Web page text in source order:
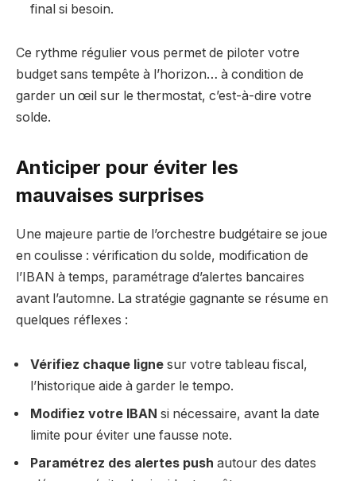
final si besoin.
Ce rythme régulier vous permet de piloter votre
budget sans tempête à l’horizon… à condition de
garder un œil sur le thermostat, c’est-à-dire votre
solde.
Anticiper pour éviter les
mauvaises surprises
Une majeure partie de l’orchestre budgétaire se joue
en coulisse : vérification du solde, modification de
l’IBAN à temps, paramétrage d’alertes bancaires
avant l’automne. La stratégie gagnante se résume en
quelques réflexes :
Vérifiez chaque ligne sur votre tableau fiscal,
l’historique aide à garder le tempo.
Modifiez votre IBAN si nécessaire, avant la date
limite pour éviter une fausse note.
Paramétrez des alertes push autour des dates